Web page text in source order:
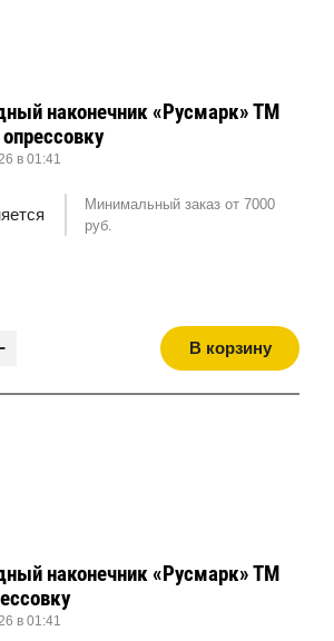
наконечник «Русмарк» ТМ
в 01:41
Минимальный заказ от 7000
руб.
В корзину
наконечник «Русмарк» ТМ
в 01:41